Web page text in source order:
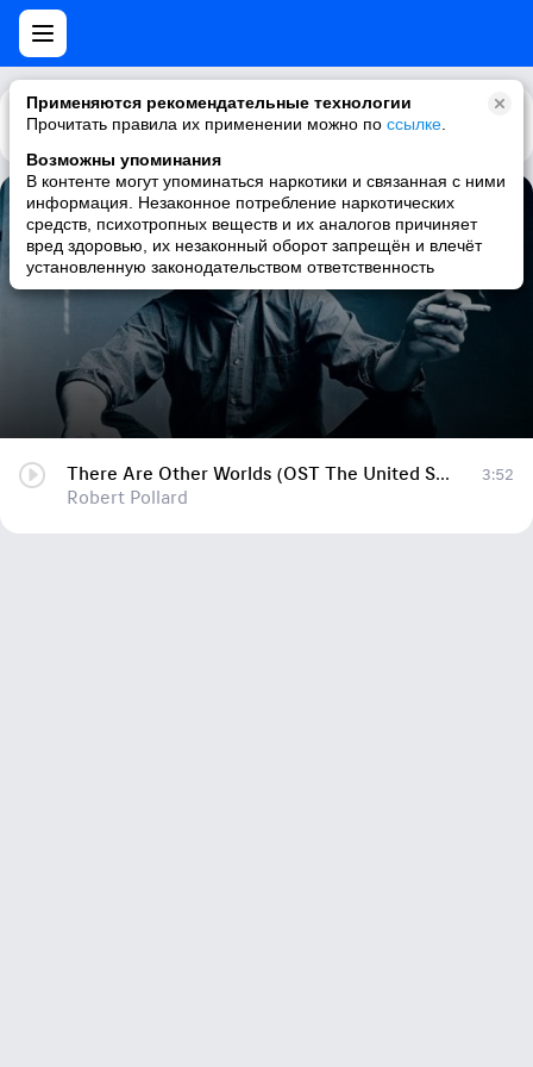
Применяются рекомендательные технологии
Прочитать правила их применении можно по ссылке
Возможны упоминания
В контенте могут упоминаться наркотики и связанная с ними
информация. Незаконное потребление наркотических
средств, психотропных веществ и их аналогов причиняет
вред здоровью, их незаконный оборот запрещён и влечёт
установленную законодательством ответственность
Каталог Рекомендации
Robert Pollard
There Are Other Worlds (OST The United States of Leland)
Robert Pollard
3:52